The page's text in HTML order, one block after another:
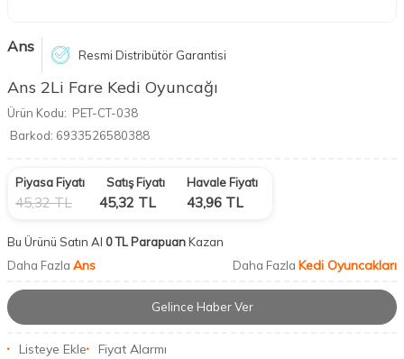
Ans Resmi Distribütör Garantisi
Ans 2Li Fare Kedi Oyuncağı
Ürün Kodu: PET-CT-038
Barkod: 6933526580388
Piyasa Fiyatı
45,32TL
Satış Fiyatı
45,32 TL
Havale Fiyatı
43,96 TL
Bu Ürünü Satın Al 0 TL ParapuanKazan
Daha Fazla Ans Daha Fazla Kedi Oyuncakları
Gelince Haber Ver
Listeye Ekle Fiyat Alarmı